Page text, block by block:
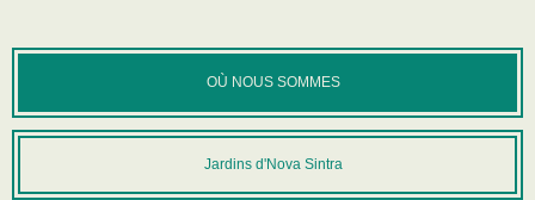
OÙ NOUS SOMMES
Jardins d'Nova Sintra